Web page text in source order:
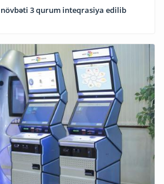
növbəti 3 qurum inteqrasiya edilib